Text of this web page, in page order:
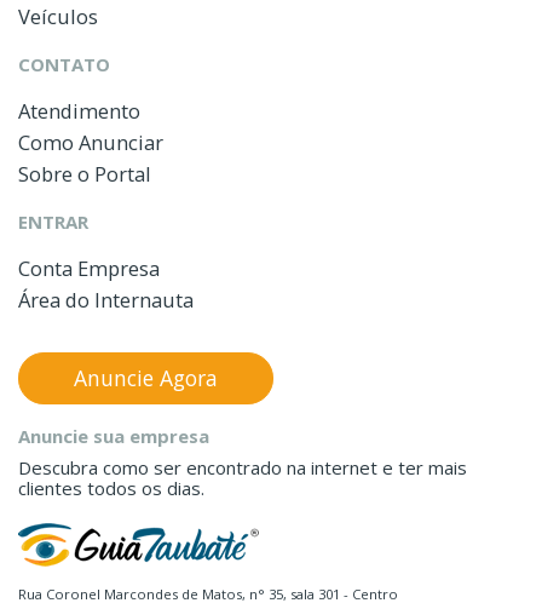
Veículos
CONTATO
Atendimento
Como Anunciar
Sobre o Portal
ENTRAR
Conta Empresa
Área do Internauta
Rua Coronel Marcondes de Matos, n° 35, sala 301 - Centro
Anuncie sua empresa
Descubra como ser encontrado na internet e ter mais
clientes todos os dias.
Anuncie Agora